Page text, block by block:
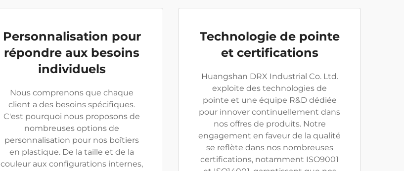
Personnalisation pour
répondre aux besoins
individuels
Nous comprenons que chaque
client a des besoins spécifiques.
C'est pourquoi nous proposons de
nombreuses options de
personnalisation pour nos boîtiers
en plastique. De la taille et de la
couleur aux configurations internes,
Technologie de pointe
et certifications
Huangshan DRX Industrial Co. Ltd.
exploite des technologies de
pointe et une équipe R&D dédiée
pour innover continuellement dans
nos offres de produits. Notre
engagement en faveur de la qualité
se reflète dans nos nombreuses
certifications, notamment ISO9001